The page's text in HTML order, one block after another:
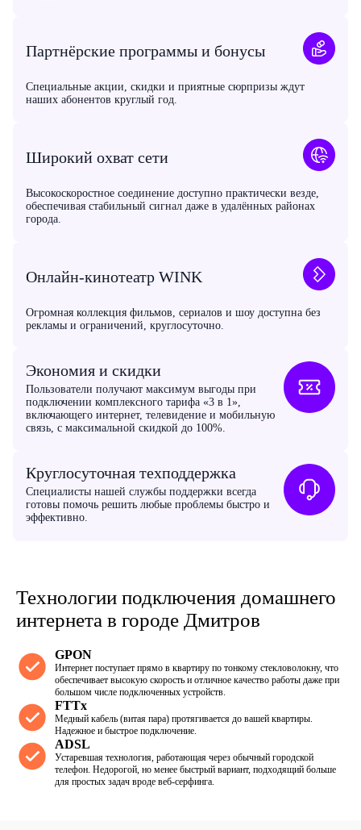
Круглосуточная техподдержка
Специалисты нашей службы поддержки всегда
готовы помочь решить любые проблемы быстро и
эффективно.
Экономия и скидки
Пользователи получают максимум выгоды при
подключении комплексного тарифа «3 в 1»,
включающего интернет, телевидение и мобильную
связь, с максимальной скидкой до 100%.
Онлайн-кинотеатр WINK
Огромная коллекция фильмов, сериалов и шоу доступна без
рекламы и ограничений, круглосуточно.
Широкий охват сети
Высокоскоростное соединение доступно практически везде,
обеспечивая стабильный сигнал даже в удалённых районах
города.
Партнёрские программы и бонусы
Специальные акции, скидки и приятные сюрпризы ждут
наших абонентов круглый год.
Технологии подключения домашнего
интернета в городе Дмитров
GPON
Интернет поступает прямо в квартиру по тонкому стекловолокну, что
обеспечивает высокую скорость и отличное качество работы даже при
большом числе подключенных устройств.
FTTx
Медный кабель (витая пара) протягивается до вашей квартиры.
Надежное и быстрое подключение.
ADSL
Устаревшая технология, работающая через обычный городской
телефон. Недорогой, но менее быстрый вариант, подходящий больше
для простых задач вроде веб-серфинга.